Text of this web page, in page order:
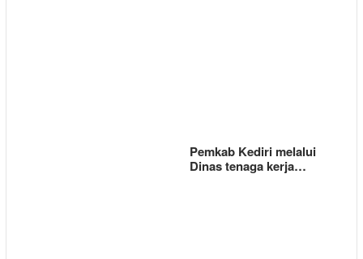
Pemkab Kediri melalui
Dinas tenaga kerja…